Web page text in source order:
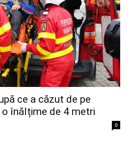
ce a căzut de pe
înălțime de 4 metri
0